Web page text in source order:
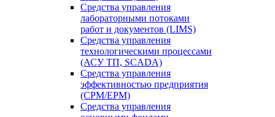
Средства управления
лабораторными потоками
работ и документов (LIMS)
Средства управления
технологическими процессами
(АСУ ТП, SCADA)
Средства управления
эффективностью предприятия
(CPM/EPM)
Средства управления